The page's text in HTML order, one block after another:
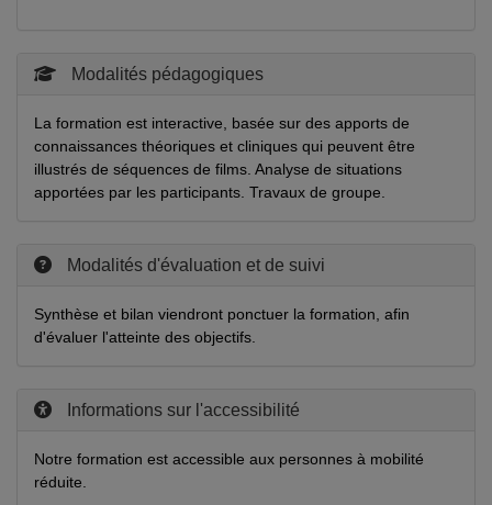
Modalités pédagogiques
La formation est interactive, basée sur des apports de
connaissances théoriques et cliniques qui peuvent être
illustrés de séquences de films. Analyse de situations
apportées par les participants. Travaux de groupe.
Modalités d'évaluation et de suivi
Synthèse et bilan viendront ponctuer la formation, afin
d'évaluer l'atteinte des objectifs.
Informations sur l'accessibilité
Notre formation est accessible aux personnes à mobilité
réduite.